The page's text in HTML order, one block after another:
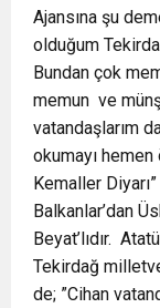
Ajansına şu
olduğum
Bundan çok
memun ve
vatandaşlarım
okumayı
Kemaller
Balkanlar’dan
Beyat’lıdır.
Tekirdağ
de; ”Cihan